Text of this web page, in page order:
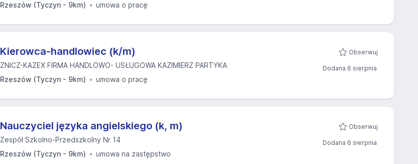
Rzeszów (Tyczyn - 9km)
umowa o pracę
Kierowca-handlowiec (k/m)
ZNICZ-KAZEX FIRMA HANDLOWO- USŁUGOWA KAZIMIERZ PARTYKA
Rzeszów (Tyczyn - 9km)
umowa o pracę
Obserwuj
Dodana 6 sierpnia
Nauczyciel języka angielskiego (k, m)
Zespół Szkolno-Przedszkolny Nr 14
Rzeszów (Tyczyn - 9km)
umowa na zastępstwo
Obserwuj
Dodana 6 sierpnia